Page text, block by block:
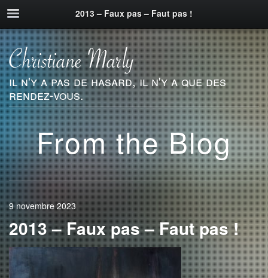
2013 – Faux pas – Faut pas !
il n'y a pas de hasard, il n'y a que des
rendez-vous.
From the Blog
9 novembre 2023
2013 – Faux pas – Faut pas !